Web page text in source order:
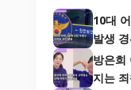
10대
발생
방은희
지는